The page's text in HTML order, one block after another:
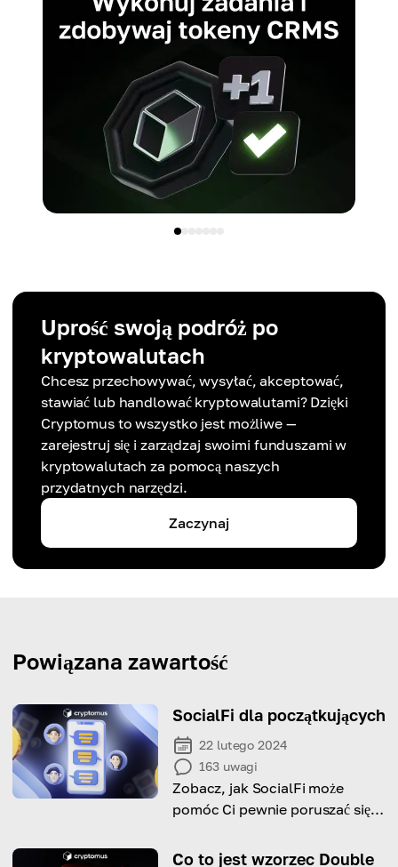
Uprość swoją podróż po
kryptowalutach
Chcesz przechowywać, wysyłać, akceptować,
stawiać lub handlować kryptowalutami? Dzięki
Cryptomus to wszystko jest możliwe —
zarejestruj się i zarządzaj swoimi funduszami w
kryptowalutach za pomocą naszych
przydatnych narzędzi.
Zaczynaj
Powiązana zawartość
SocialFi dla początkujących
22 lutego 2024
163 uwagi
Zobacz, jak SocialFi może
pomóc Ci pewnie poruszać się
społecznościowych i finansów
Co to jest wzorzec Double